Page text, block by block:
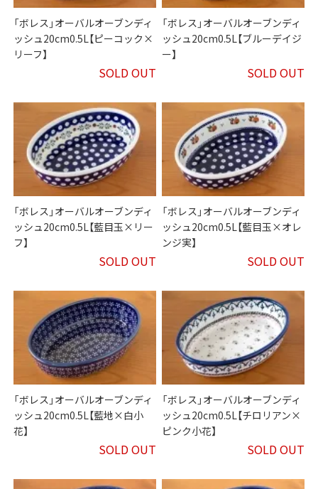
「ボレス」オーバルオーブンディ
ッシュ20cm0.5L【ピーコック×
リーフ】
SOLD OUT
「ボレス」オーバルオーブンディ
ッシュ20cm0.5L【ブルーデイジ
ー】
SOLD OUT
「ボレス」オーバルオーブンディ
ッシュ20cm0.5L【藍目玉×リー
フ】
SOLD OUT
「ボレス」オーバルオーブンディ
ッシュ20cm0.5L【藍目玉×オレ
ンジ実】
SOLD OUT
「ボレス」オーバルオーブンディ
ッシュ20cm0.5L【藍地×白小
花】
SOLD OUT
「ボレス」オーバルオーブンディ
ッシュ20cm0.5L【チロリアン×
ピンク小花】
SOLD OUT